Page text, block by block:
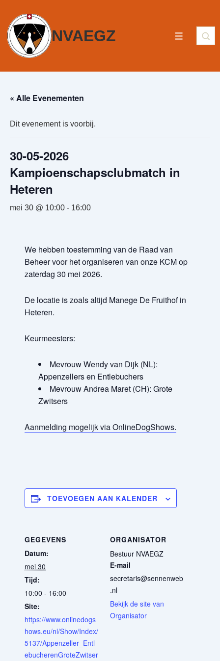
NVAEGZ
« Alle Evenementen
Dit evenement is voorbij.
30-05-2026
Kampioenschapsclubmatch in
Heteren
mei 30 @ 10:00 - 16:00
We hebben toestemming van de Raad van
Beheer voor het organiseren van onze KCM op
zaterdag 30 mei 2026.
De locatie is zoals altijd Manege De Fruithof in
Heteren.
Keurmeesters:
Mevrouw Wendy van Dijk (NL):
Appenzellers en Entlebuchers
Mevrouw Andrea Maret (CH): Grote
Zwitsers
Aanmelding mogelijk via OnlineDogShows.
TOEVOEGEN AAN KALENDER
GEGEVENS
Datum:
mei 30
Tijd:
10:00 - 16:00
Site:
https://www.onlinedogs
hows.eu/nl/Show/Index/
5137/Appenzeller_Entl
ebucherenGroteZwitser
ORGANISATOR
Bestuur NVAEGZ
E-mail
secretaris@sennenweb
.nl
Bekijk de site van
Organisator